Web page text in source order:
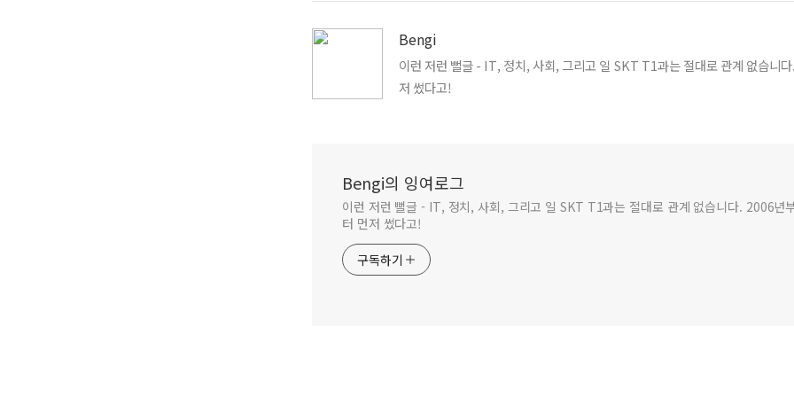
Bengi
이런 저런 뻘글 - IT, 정치, 사회, 그리고 일 SKT T1과는 절대로 관계 없습니다. 2006년부터 먼
저 썼다고!
Bengi의 잉여로그
이런 저런 뻘글 - IT, 정치, 사회, 그리고 일 SKT T1과는 절대로 관계 없습니다. 2006년
터 먼저 썼다고!
구독하기